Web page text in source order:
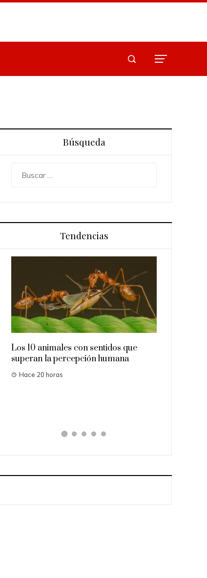
Búsqueda
Tendencias
Los 10 animales con sentidos que
superan la percepción humana
Hace 20 horas